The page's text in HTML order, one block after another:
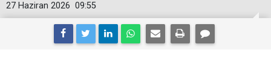
09:55
27 Haziran 2026